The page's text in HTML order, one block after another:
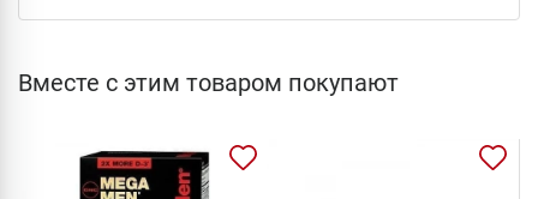
Вместе с этим товаром покупают